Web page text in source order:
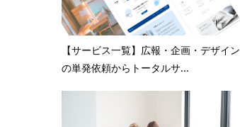
【サービス一覧】広報・企画・デザイン
の単発依頼からトータルサ...